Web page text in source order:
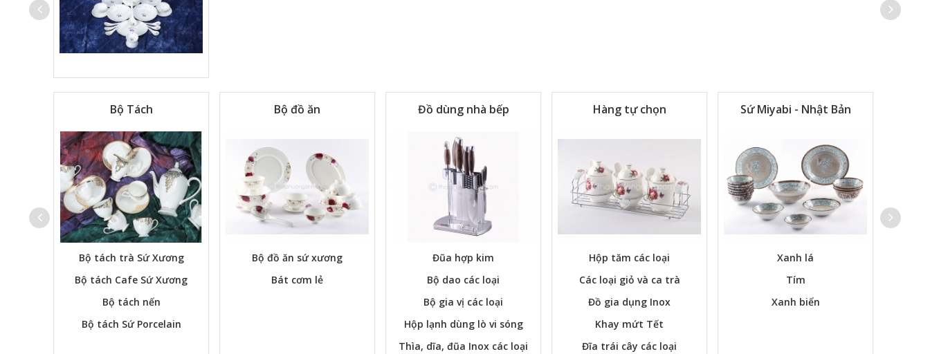
Bộ Tách
Bộ tách trà Sứ Xương
Bộ tách Cafe Sứ Xương
Bộ tách nến
Bộ tách Sứ Porcelain
Bộ đồ ăn
Bộ đồ ăn sứ xương
Bát cơm lẻ
Đồ dùng nhà bếp
Đũa hợp kim
Bộ dao các loại
Bộ gia vị các loại
Hộp lạnh dùng lò vi sóng
Thìa, dĩa, đũa Inox các loại
Hàng tự chọn
Hộp tăm các loại
Các loại giỏ và ca trà
Đồ gia dụng Inox
Khay mứt Tết
Đĩa trái cây các loại
Sứ Miyabi - Nhật Bản
Xanh lá
Tím
Xanh biển